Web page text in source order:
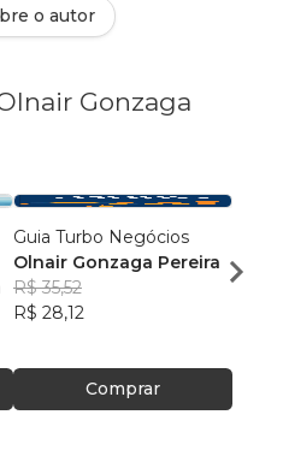
o autor
Gonzaga
Guia Turbo Negócios
Olnair Gonzaga Pereira
R$ 35,52
R$ 28,12
Comprar
R$